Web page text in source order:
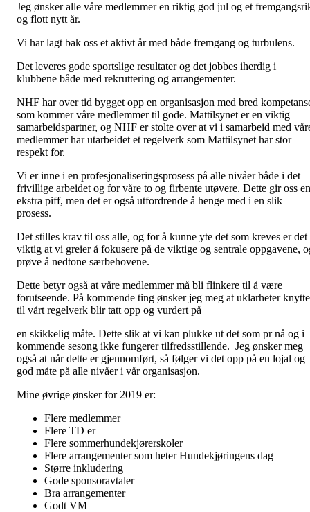
Jeg ønsker alle våre medlemmer en riktig god jul og et
og flott nytt år.
Vi har lagt bak oss et aktivt år med både fremgang og turbulens.
Det leveres gode sportslige resultater og det jobbes iherdig i
klubbene både med rekruttering og arrangementer.
NHF har over tid bygget opp en organisasjon med bred
som kommer våre medlemmer til gode. Mattilsynet er en viktig
samarbeidspartner, og NHF er stolte over at vi i samarbeid med
medlemmer har utarbeidet et regelverk som Mattilsynet har stor
respekt for.
Vi er inne i en profesjonaliseringsprosess på alle nivåer både i det
frivillige arbeidet og for våre to og firbente utøvere. Dette gir oss en
ekstra piff, men det er også utfordrende å henge med i en slik
prosess.
Det stilles krav til oss alle, og for å kunne yte det som kreves er det
viktig at vi greier å fokusere på de viktige og sentrale oppgavene,
prøve å nedtone særbehovene.
Dette betyr også at våre medlemmer må bli flinkere til å være
forutseende. På kommende ting ønsker jeg meg at uklarheter
til vårt regelverk blir tatt opp og vurdert på
en skikkelig måte. Dette slik at vi kan plukke ut det som pr nå og i
kommende sesong ikke fungerer tilfredsstillende. Jeg ønsker meg
også at når dette er gjennomført, så følger vi det opp på en lojal og
god måte på alle nivåer i vår organisasjon.
Mine øvrige ønsker for 2019 er:
Flere medlemmer
Flere TD er
Flere sommerhundekjørerskoler
Flere arrangementer som heter Hundekjøringens dag
Større inkludering
Gode sponsoravtaler
Bra arrangementer
Godt VM